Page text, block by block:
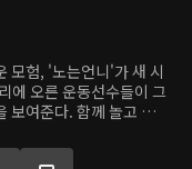
모험, '노는언니'가 새 시
에 오른 운동선수들이 그
여준다. 함께 놀고 즐기